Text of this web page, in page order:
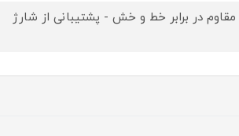
- مقاوم در برابر خط و خش - پشتیبانی از شارژ